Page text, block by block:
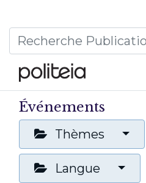
Événements
Thèmes
Langue